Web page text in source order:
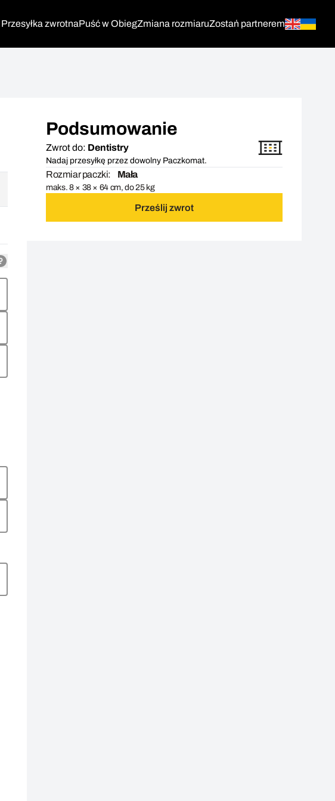
Przesyłka zwrotnaPuść w ObiegZmiana rozmiaruZostań partnerem
Podsumowanie
Zwrot do: Dentistry
Nadaj przesyłkę przez dowolny Paczkomat.
Rozmiar paczki: Mała
maks. 8 × 38 × 64 cm, do 25 kg
Prześlij zwrot